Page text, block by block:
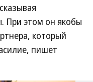
При этом он якобы
который
пишет